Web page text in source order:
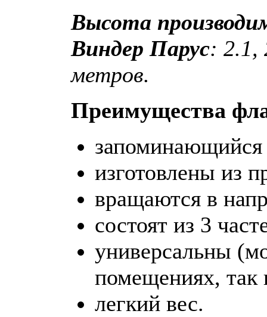
Высота
Виндер Парус: 2.1,
метров.
Преимущества
запоминающийся
изготовлены из
вращаются в
состоят из 3
универсальны
помещениях, так
легкий вес.